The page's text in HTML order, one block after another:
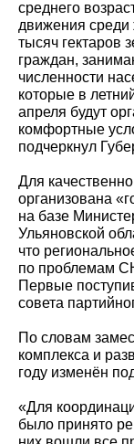
среднего
движения среди
тысяч гектаров
граждан,
численности
которые в
апреля будут
комфортные
подчеркнул
Для
организована
на базе
Ульяновской
что
по проблемам
Первые
совета
По словам
комплекса и
году изменён
«Для
было принято